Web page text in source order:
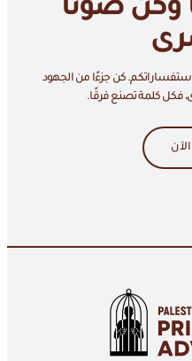
وكن صوتًا
كن جزءًا من الجهود
فكل كلمة تصنع فرقًا.